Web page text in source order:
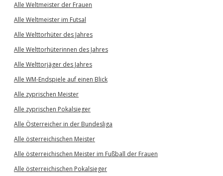
Alle Weltmeister der Frauen
Alle Weltmeister im Futsal
Alle Welttorhüter des Jahres
Alle Welttorhüterinnen des Jahres
Alle Welttorjäger des Jahres
Alle WM-Endspiele auf einen Blick
Alle zyprischen Meister
Alle zyprischen Pokalsieger
Alle Österreicher in der Bundesliga
Alle österreichischen Meister
Alle österreichischen Meister im Fußball der Frauen
Alle österreichischen Pokalsieger